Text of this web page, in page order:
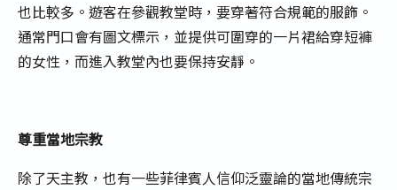
也比較多。遊客在參觀教堂時，要穿著符合規範的服飾。
通常門口會有圖文標示，並提供可圍穿的一片裙給穿短褲
的女性，而進入教堂內也要保持安靜。
尊重當地宗教
除了天主教，也有一些菲律賓人信仰泛靈論的當地傳統宗